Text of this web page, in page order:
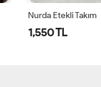
Nurda Etekli Takım
1,550 TL